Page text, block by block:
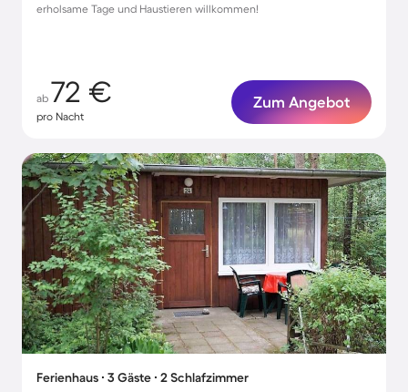
erholsame Tage und Haustieren willkommen!
ab 72 €
pro Nacht
Zum Angebot
Ferienhaus ∙ 3 Gäste ∙ 2 Schlafzimmer